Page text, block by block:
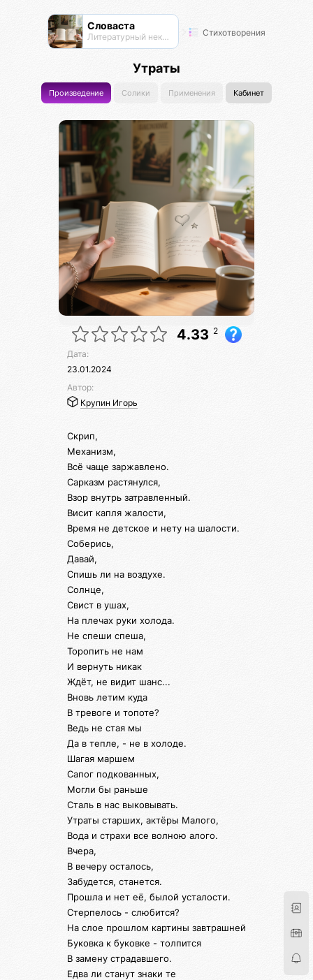
Словаста
Литературный нексус Стихотворения
Утраты
Произведение Солики Применения Кабинет
4.33 2
Дата:
23.01.2024
Автор:
Крупин Игорь
Скрип,
Механизм,
Всё чаще заржавлено.
Сарказм растянулся,
Взор внутрь затравленный.
Висит капля жалости,
Время не детское и нету на шалости.
Соберись,
Давай,
Спишь ли на воздухе.
Солнце,
Свист в ушах,
На плечах руки холода.
Не спеши спеша,
Торопить не нам
И вернуть никак
Ждёт, не видит шанс...
Вновь летим куда
В тревоге и топоте?
Ведь не стая мы
Да в тепле, - не в холоде.
Шагая маршем
Сапог подкованных,
Могли бы раньше
Сталь в нас выковывать.
Утраты старших, актёры Малого,
Вода и страхи все волною алого.
Вчера,
В вечеру осталось,
Забудется, станется.
Прошла и нет её, былой усталости.
Стерпелось - слюбится?
На слое прошлом картины завтрашней
Буковка к буковке - толпится
В замену страдавшего.
Едва ли станут знаки те